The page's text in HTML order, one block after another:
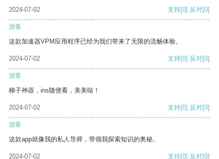
2024-07-02
支持[0] 反对[0]
游客
这款加速器VPM应用程序已经为我们带来了无限的流畅体验。
2024-07-02 支持[0] 反对[0]
游客
梯子神器，ins随便看，美美哒！
2024-07-02 支持[0] 反对[0]
游客
这款app就像我的私人导师，带领我探索知识的奥秘。
2024-07-02 支持[0] 反对[0]